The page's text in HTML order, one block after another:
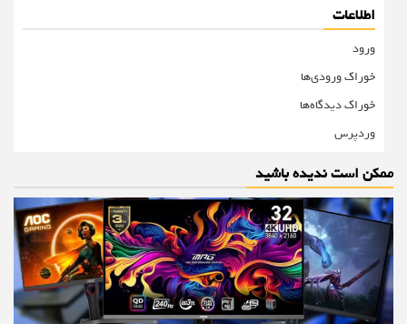
اطلاعات
ورود
خوراک ورودی‌ها
خوراک دیدگاه‌ها
وردپرس
ممکن است ندیده باشید